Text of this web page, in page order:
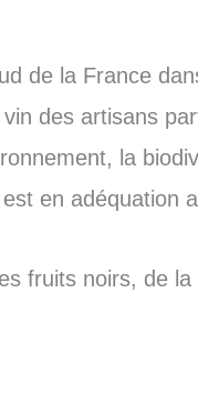
de la France
des artisans
la
en adéquation
fruits noirs, de